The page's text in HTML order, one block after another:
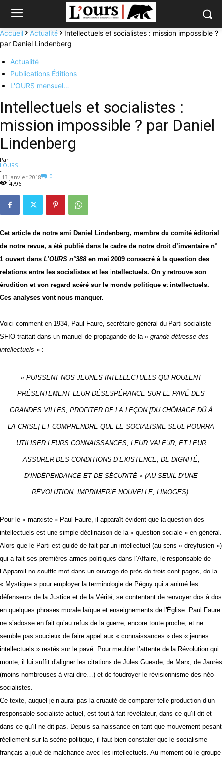
Accueil Actualité
Intellectuels et socialistes : mission impossible ?
par Daniel Lindenberg
Actualité
Publications Éditions
L'OURS mensuel…
Intellectuels et socialistes :
mission impossible ? par Daniel
Lindenberg
Par
LOURS
-
13 janvier 2018
0
4796
Cet article de notre ami Daniel Lindenberg, membre du comité éditorial
de notre revue, a été publié dans le cadre de notre droit d’inventaire n°
1 ouvert dans L’OURS n°388 en mai 2009 consacré à la question des
relations entre les socialistes et les intellectuels. On y retrouve son
érudition et son regard acéré sur le monde politique et intellectuels.
Ces analyses vont nous manquer.
Voici comment en 1934, Paul Faure, secrétaire général du Parti socialiste
SFIO traitait dans un manuel de propagande de la « grande détresse des
intellectuels » :
« PUISSENT NOS JEUNES INTELLECTUELS QUI ROULENT
PRÉSENTEMENT LEUR DÉSESPÉRANCE SUR LE PAVÉ DES
GRANDES VILLES, PROFITER DE LA LEÇON [DU CHÔMAGE DÛ À
LA CRISE] ET COMPRENDRE QUE LE SOCIALISME SEUL POURRA
UTILISER LEURS CONNAISSANCES, LEUR VALEUR, ET LEUR
ASSURER DES CONDITIONS D’EXISTENCE, DE DIGNITÉ,
D’INDÉPENDANCE ET DE SÉCURITÉ » (AU SEUIL D’UNE
RÉVOLUTION, IMPRIMERIE NOUVELLE, LIMOGES).
Pour le « marxiste » Paul Faure, il apparaît évident que la question des
intellectuels est une simple déclinaison de la « question sociale » en général.
Alors que le Parti est guidé de fait par un intellectuel (au sens « dreyfusien »)
qui a fait ses premières armes politiques dans l’Affaire, le responsable de
l’Appareil ne souffle mot dans un ouvrage de près de trois cent pages, de la
« Mystique » pour employer la terminologie de Péguy qui a animé les
défenseurs de la Justice et de la Vérité, se contentant de renvoyer dos à dos
en quelques phrases morale laïque et enseignements de l’Église. Paul Faure
ne s’adosse en fait qu’au refus de la guerre, encore toute proche, et ne
semble pas soucieux de faire appel aux « connaissances » des « jeunes
intellectuels » restés sur le pavé. Pour meubler l’attente de la Révolution qui
monte, il lui suffit d’aligner les citations de Jules Guesde, de Marx, de Jaurès
(moins nombreuses à vrai dire…) et de foudroyer le révisionnisme des néo-
socialistes.
Ce texte, auquel je n’aurai pas la cruauté de comparer telle production d’un
responsable socialiste actuel, est tout à fait révélateur, dans ce qu’il dit et
dans ce qu’il ne dit pas. Depuis sa naissance en tant que mouvement pesant
réellement sur la scène politique, il faut bien constater que le socialisme
français a joué de malchance avec les intellectuels. Au moment où le groupe